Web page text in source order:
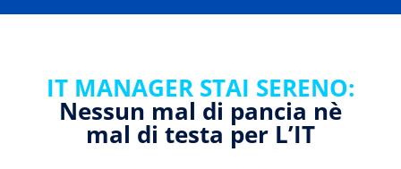
IT MANAGER STAI SERENO:
Nessun mal di pancia nè
mal di testa per L’IT